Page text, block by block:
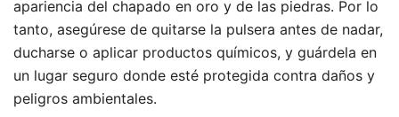
apariencia del chapado en oro y de las piedras. Por lo
tanto, asegúrese de quitarse la pulsera antes de nadar,
ducharse o aplicar productos químicos, y guárdela en
un lugar seguro donde esté protegida contra daños y
peligros ambientales.